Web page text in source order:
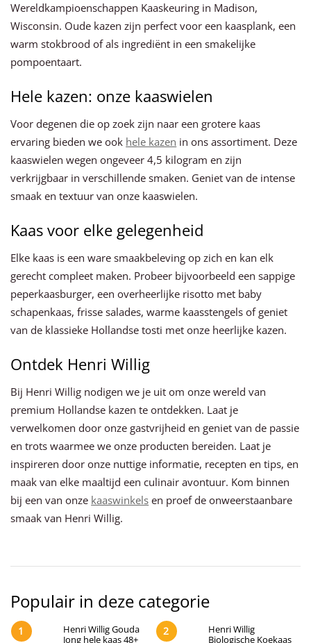
Wereldkampioenschappen Kaaskeuring in Madison,
Wisconsin. Oude kazen zijn perfect voor een kaasplank, een
warm stokbrood of als ingrediënt in een smakelijke
pompoentaart.
Hele kazen: onze kaaswielen
Voor degenen die op zoek zijn naar een grotere kaas
ervaring bieden we ook hele kazen in ons assortiment. Deze
kaaswielen wegen ongeveer 4,5 kilogram en zijn
verkrijgbaar in verschillende smaken. Geniet van de intense
smaak en textuur van onze kaaswielen.
Kaas voor elke gelegenheid
Elke kaas is een ware smaakbeleving op zich en kan elk
gerecht compleet maken. Probeer bijvoorbeeld een sappige
peperkaasburger, een overheerlijke risotto met baby
schapenkaas, frisse salades, warme kaasstengels of geniet
van de klassieke Hollandse tosti met onze heerlijke kazen.
Ontdek Henri Willig
Bij Henri Willig nodigen we je uit om onze wereld van
premium Hollandse kazen te ontdekken. Laat je
verwelkomen door onze gastvrijheid en geniet van de passie
en trots waarmee we onze producten bereiden. Laat je
inspireren door onze nuttige informatie, recepten en tips, en
maak van elke maaltijd een culinair avontuur. Kom binnen
bij een van onze kaaswinkels en proef de onweerstaanbare
smaak van Henri Willig.
Populair in deze categorie
1
Henri Willig Gouda
Jong hele kaas 48+
2
Henri Willig
Biologische Koekaas